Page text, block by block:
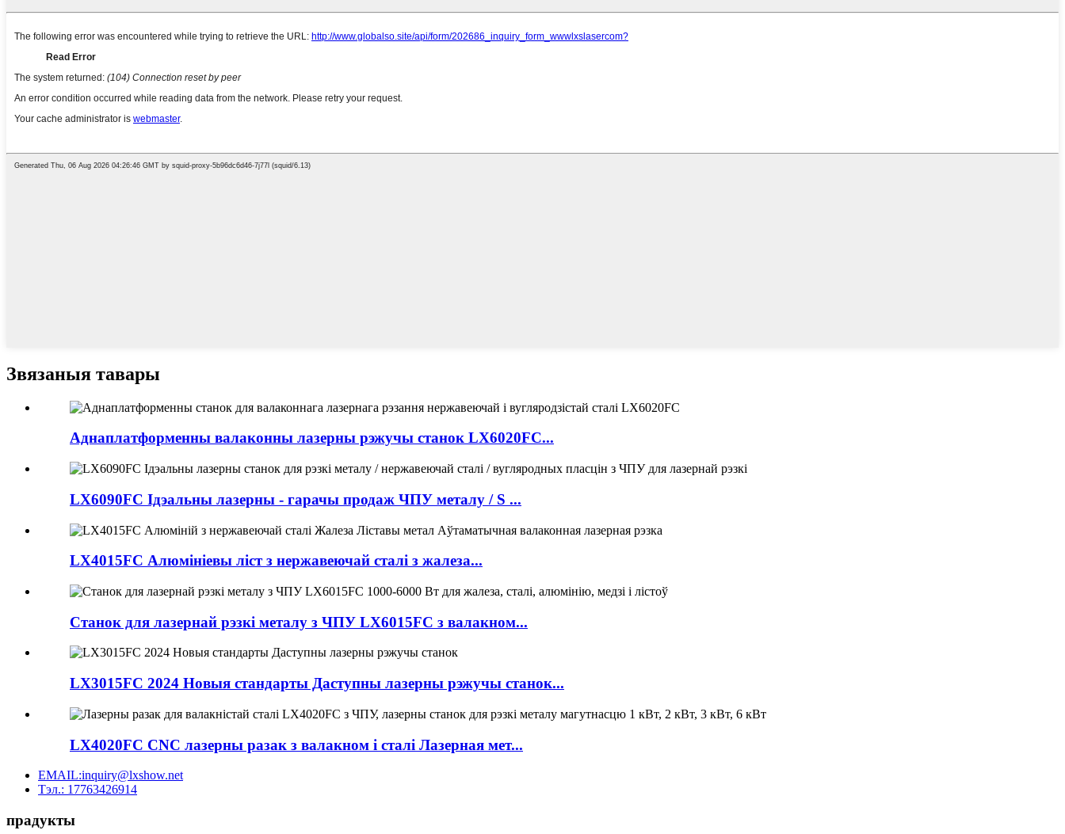
Звязаныя тавары
Аднаплатформенны валаконны лазерны рэжучы станок LX6020FC...
LX6090FC Ідэальны лазерны - гарачы продаж ЧПУ металу / S ...
LX4015FC Алюмініевы ліст з нержавеючай сталі з жалеза...
Станок для лазернай рэзкі металу з ЧПУ LX6015FC з валакном...
LX3015FC 2024 Новыя стандарты Даступны лазерны рэжучы станок...
LX4020FC CNC лазерны разак з валакном і сталі Лазерная мет...
EMAIL:inquiry@lxshow.net
Тэл.: 17763426914
прадукты